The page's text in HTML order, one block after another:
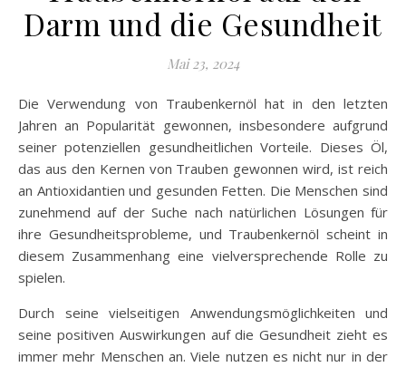
Darm und die Gesundheit
Mai 23, 2024
Die Verwendung von Traubenkernöl hat in den letzten
Jahren an Popularität gewonnen, insbesondere aufgrund
seiner potenziellen gesundheitlichen Vorteile. Dieses Öl,
das aus den Kernen von Trauben gewonnen wird, ist reich
an Antioxidantien und gesunden Fetten. Die Menschen sind
zunehmend auf der Suche nach natürlichen Lösungen für
ihre Gesundheitsprobleme, und Traubenkernöl scheint in
diesem Zusammenhang eine vielversprechende Rolle zu
spielen.
Durch seine vielseitigen Anwendungsmöglichkeiten und
seine positiven Auswirkungen auf die Gesundheit zieht es
immer mehr Menschen an. Viele nutzen es nicht nur in der